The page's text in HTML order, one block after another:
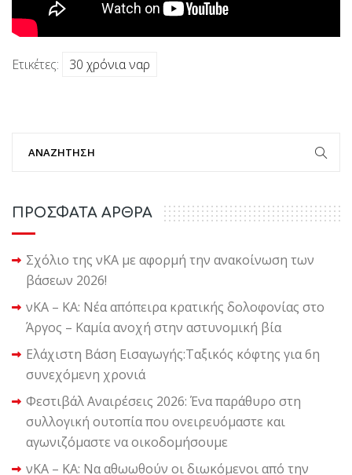
Ετικέτες: 30 χρόνια ναρ
ΠΡΟΣΦΑΤΑ ΑΡΘΡΑ
Σχόλιο της νΚΑ με αφορμή την ανακοίνωση των
βάσεων 2026!
νΚΑ – ΚΑ: Νέα απόπειρα κρατικής δολοφονίας στο
Άργος – Καμία ανοχή στην αστυνομική βία
Ελάχιστη Βάση Εισαγωγής:Ταξικός κόφτης για 6η
συνεχόμενη χρονιά
Φεστιβάλ Αναιρέσεις 2026: Ένα παράθυρο στη
συλλογική ουτοπία που ονειρευόμαστε και
αγωνιζόμαστε να οικοδομήσουμε
νΚΑ – ΚΑ: Να αθωωθούν οι διωκόμενοι από την